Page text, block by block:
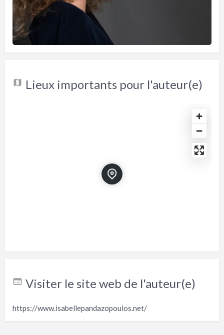
Lieux importants pour l'auteur(e)
Visiter le site web de l'auteur(e)
https://www.isabellepandazopoulos.net/